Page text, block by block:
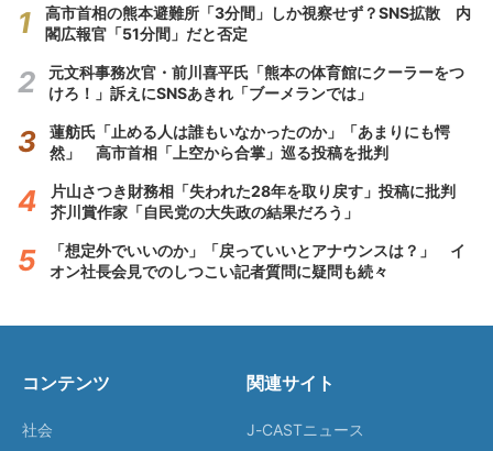
高市首相の熊本避難所「3分間」しか視察せず？SNS拡散 内
閣広報官「51分間」だと否定
元文科事務次官・前川喜平氏「熊本の体育館にクーラーをつ
けろ！」訴えにSNSあきれ「ブーメランでは」
蓮舫氏「止める人は誰もいなかったのか」「あまりにも愕
然」 高市首相「上空から合掌」巡る投稿を批判
片山さつき財務相「失われた28年を取り戻す」投稿に批判
芥川賞作家「自民党の大失政の結果だろう」
「想定外でいいのか」「戻っていいとアナウンスは？」 イ
オン社長会見でのしつこい記者質問に疑問も続々
コンテンツ
社会
関連サイト
J-CASTニュース